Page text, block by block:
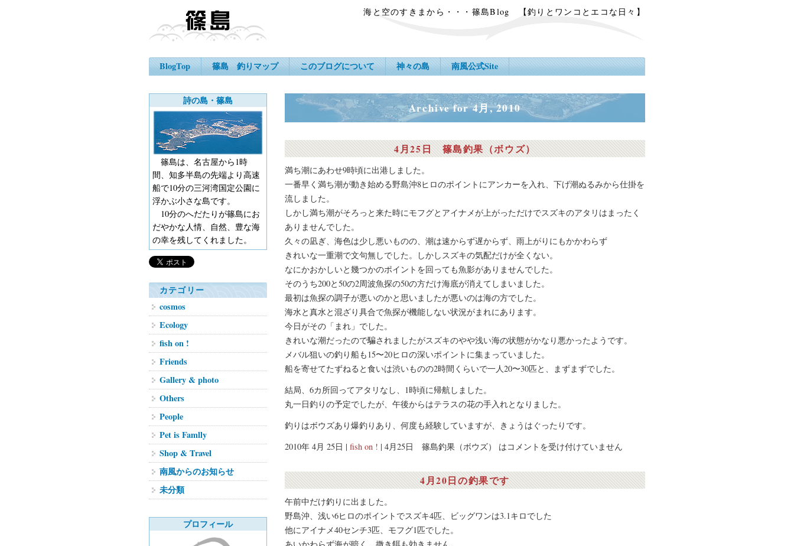
海と空のすきまから・・・篠島Blog 【釣りとワンコとエコな日々】
BlogTop 篠島 釣りマップ このブログについて 神々の島 南風公式Site
Archive for 4月, 2010
4月25日 篠島釣果（ボウズ）
満ち潮にあわせ9時頃に出港しました。
一番早く満ち潮が動き始める野島沖8ヒロのポイントにアンカーを入れ、下げ潮ぬるみから仕掛を
流しました。
しかし満ち潮がそろっと来た時にモフグとアイナメが上がっただけでスズキのアタリはまったく
ありませんでした。
久々の凪ぎ、海色は少し悪いものの、潮は速からず遅からず、雨上がりにもかかわらず
きれいな一重潮で文句無しでした。しかしスズキの気配だけが全くない。
なにかおかしいと幾つかのポイントを回っても魚影がありませんでした。
そのうち200と50の2周波魚探の50の方だけ海底が消えてしまいました。
最初は魚探の調子が悪いのかと思いましたが悪いのは海の方でした。
海水と真水と混ざり具合で魚探が機能しない状況がまれにあります。
今日がその「まれ」でした。
きれいな潮だったので騙されましたがスズキのやや浅い海の状態がかなり悪かったようです。
メバル狙いの釣り船も15〜20ヒロの深いポイントに集まっていました。
船を寄せてたずねると食いは渋いものの2時間くらいで一人20〜30匹と、まずまずでした。
結局、6カ所回ってアタリなし、1時頃に帰航しました。
丸一日釣りの予定でしたが、午後からはテラスの花の手入れとなりました。
釣りはボウズあり爆釣りあり、何度も経験していますが、きょうはぐったりです。
2010年 4月 25日 | fish on ! | 4月25日 篠島釣果（ボウズ） はコメントを受け付けていません
4月20日の釣果です
午前中だけ釣りに出ました。
野島沖、浅い6ヒロのポイントでスズキ4匹、ビッグワンは3.1キロでした
他にアイナメ40センチ3匹、モフグ1匹でした。
詩の島・篠島
篠島は、名古屋から1時
間、知多半島の先端より高速
船で10分の三河湾国定公園に
浮かぶ小さな島です。
10分のへだたりが篠島にお
だやかな人情、自然、豊な海
の幸を残してくれました。
カテゴリー
cosmos
Ecology
fish on !
Friends
Gallery & photo
Others
People
Pet is Famlly
Shop & Travel
南風からのお知らせ
未分類
プロフィール